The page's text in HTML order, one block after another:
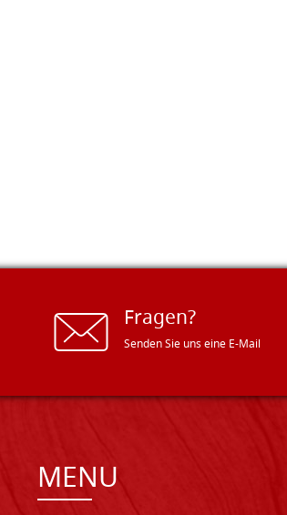
Fragen?
Senden Sie uns eine E-Mail
MENU